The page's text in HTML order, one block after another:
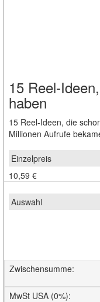
15 Reel-
haben
15 Reel-Ideen, die
Millionen Aufrufe
10,59 €
Zwischensumme:
MwSt USA (0%):